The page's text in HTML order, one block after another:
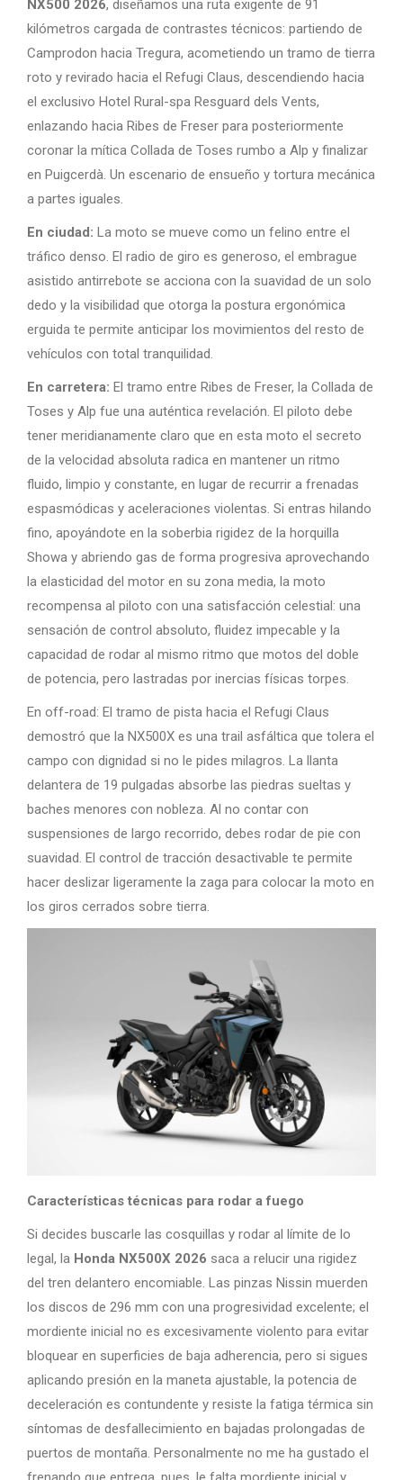
NX500 2026, diseñamos una ruta exigente de 91
kilómetros cargada de contrastes técnicos: partiendo de
Camprodon hacia Tregura, acometiendo un tramo de tierra
roto y revirado hacia el Refugi Claus, descendiendo hacia
el exclusivo Hotel Rural-spa Resguard dels Vents,
enlazando hacia Ribes de Freser para posteriormente
coronar la mítica Collada de Toses rumbo a Alp y finalizar
en Puigcerdà. Un escenario de ensueño y tortura mecánica
a partes iguales.
En ciudad: La moto se mueve como un felino entre el
tráfico denso. El radio de giro es generoso, el embrague
asistido antirrebote se acciona con la suavidad de un solo
dedo y la visibilidad que otorga la postura ergonómica
erguida te permite anticipar los movimientos del resto de
vehículos con total tranquilidad.
En carretera: El tramo entre Ribes de Freser, la Collada de
Toses y Alp fue una auténtica revelación. El piloto debe
tener meridianamente claro que en esta moto el secreto
de la velocidad absoluta radica en mantener un ritmo
fluido, limpio y constante, en lugar de recurrir a frenadas
espasmódicas y aceleraciones violentas. Si entras hilando
fino, apoyándote en la soberbia rigidez de la horquilla
Showa y abriendo gas de forma progresiva aprovechando
la elasticidad del motor en su zona media, la moto
recompensa al piloto con una satisfacción celestial: una
sensación de control absoluto, fluidez impecable y la
capacidad de rodar al mismo ritmo que motos del doble
de potencia, pero lastradas por inercias físicas torpes.
En off-road: El tramo de pista hacia el Refugi Claus
demostró que la NX500X es una trail asfáltica que tolera el
campo con dignidad si no le pides milagros. La llanta
delantera de 19 pulgadas absorbe las piedras sueltas y
baches menores con nobleza. Al no contar con
suspensiones de largo recorrido, debes rodar de pie con
suavidad. El control de tracción desactivable te permite
hacer deslizar ligeramente la zaga para colocar la moto en
los giros cerrados sobre tierra.
Características técnicas para rodar a fuego
Si decides buscarle las cosquillas y rodar al límite de lo
legal, la Honda NX500X 2026 saca a relucir una rigidez
del tren delantero encomiable. Las pinzas Nissin muerden
los discos de 296 mm con una progresividad excelente; el
mordiente inicial no es excesivamente violento para evitar
bloquear en superficies de baja adherencia, pero si sigues
aplicando presión en la maneta ajustable, la potencia de
deceleración es contundente y resiste la fatiga térmica sin
síntomas de desfallecimiento en bajadas prolongadas de
puertos de montaña. Personalmente no me ha gustado el